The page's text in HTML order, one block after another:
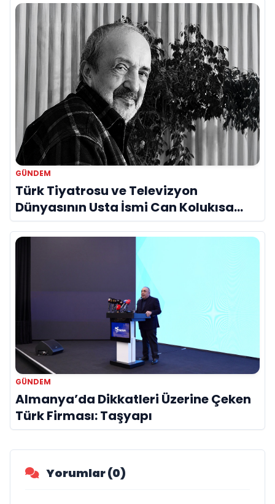
GÜNDEM
Türk Tiyatrosu ve Televizyon
Dünyasının Usta İsmi Can Kolukısa
Hayatını Kaybetti
GÜNDEM
Almanya’da Dikkatleri Üzerine Çeken
Türk Firması: Taşyapı
Yorumlar (0)